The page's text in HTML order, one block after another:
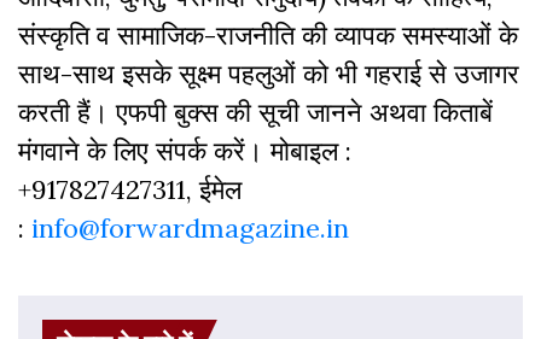
संस्‍क‍ृति व सामाजिक-राजनीति की व्‍यापक समस्‍याओं के
साथ-साथ इसके सूक्ष्म पहलुओं को भी गहराई से उजागर
करती हैं। एफपी बुक्‍स की सूची जानने अथवा किताबें
मंगवाने के लिए संपर्क करें। मोबाइल :
+917827427311, ईमेल
: info@forwardmagazine.in